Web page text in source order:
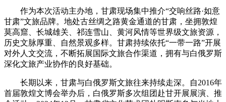
作为本次活动主办地，甘肃现场集中推介“交响丝路·如意
甘肃”文旅品牌。地处古丝绸之路黄金通道的甘肃，坐拥敦煌
莫高窟、长城雄关、祁连雪山、黄河风情等世界级文旅资源，
历史文脉厚重、自然景观多样。甘肃持续依托“一带一路”开展
对外人文交流，不断拓展国际文旅合作渠道，拥有与白俄罗斯
深化文旅产业协作的良好基础。
长期以来，甘肃与白俄罗斯文旅往来持续走深。自2016年
首届敦煌文博会举办后，白俄罗斯多次组团赴甘开展展演、推